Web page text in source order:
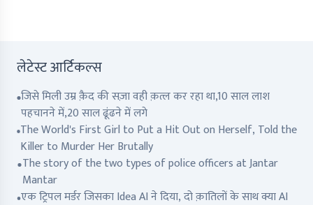
लेटेस्ट आर्टिकल्स
जिसे मिली उम्र क़ैद की सज़ा वही क़त्ल कर रहा था,10 साल लाश
पहचानने में,20 साल ढूंढने में लगे
The World's First Girl to Put a Hit Out on Herself, Told the
Killer to Murder Her Brutally
The story of the two types of police officers at Jantar
Mantar
एक ट्रिपल मर्डर जिसका Idea AI ने दिया, दो क़ातिलों के साथ क्या AI